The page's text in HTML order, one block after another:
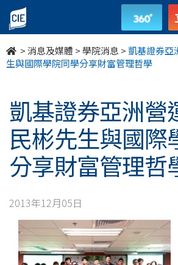
凱
基
證
亞
洲
營
運
總
裁
>消息及媒體 >學院消息 > 凱基證券亞
生與國際學院同學分享財富管理哲學
凱基證券亞洲營
民彬先生與國際
分享財富管理哲
2013年12月05日